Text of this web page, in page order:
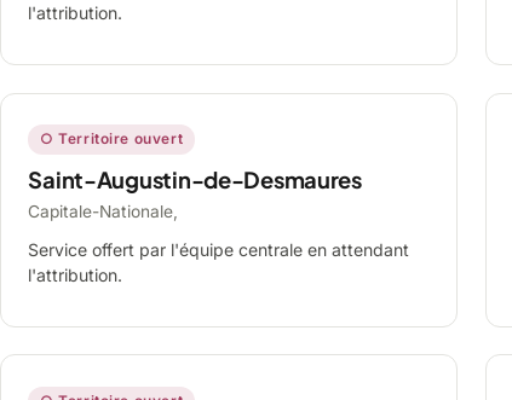
l'attribution.
○ Territoire ouvert
Saint-Augustin-de-Desmaures
Capitale-Nationale,
Service offert par l'équipe centrale en attendant
l'attribution.